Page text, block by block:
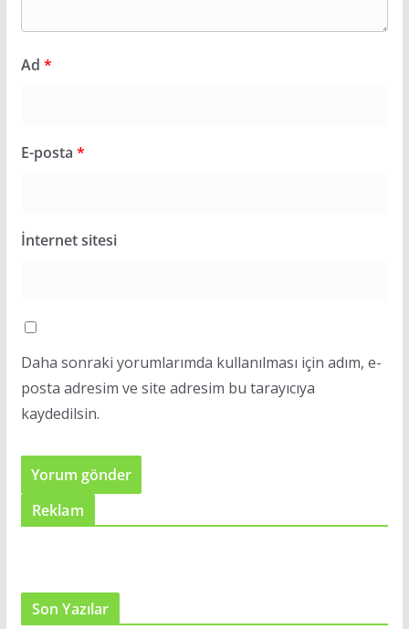
Ad *
E-posta *
İnternet sitesi
Daha sonraki yorumlarımda kullanılması için adım, e-
posta adresim ve site adresim bu tarayıcıya
kaydedilsin.
Reklam
Son Yazılar